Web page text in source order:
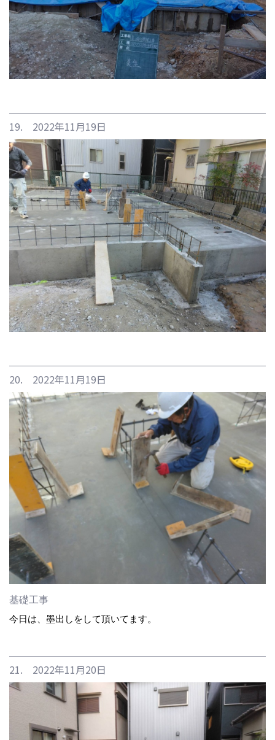
19. 2022年11月19日
20. 2022年11月19日
基礎工事
今日は、墨出しをして頂いてます。
21. 2022年11月20日